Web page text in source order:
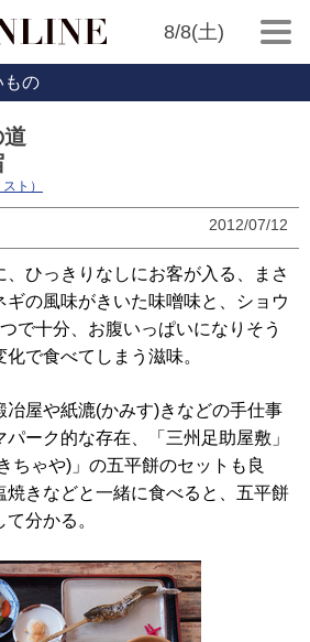
8/8(土)
もの
道
ト）
2012/07/12
ひっきりなしにお客が入る、まさ
ギの風味がきいた味噌味と、ショウ
で十分、お腹いっぱいになりそう
で食べてしまう滋味。
屋や紙漉(かみす)きなどの手仕事
ーク的な存在、「三州足助屋敷」
ちゃや)」の五平餅のセットも良
焼きなどと一緒に食べると、五平餅
分かる。